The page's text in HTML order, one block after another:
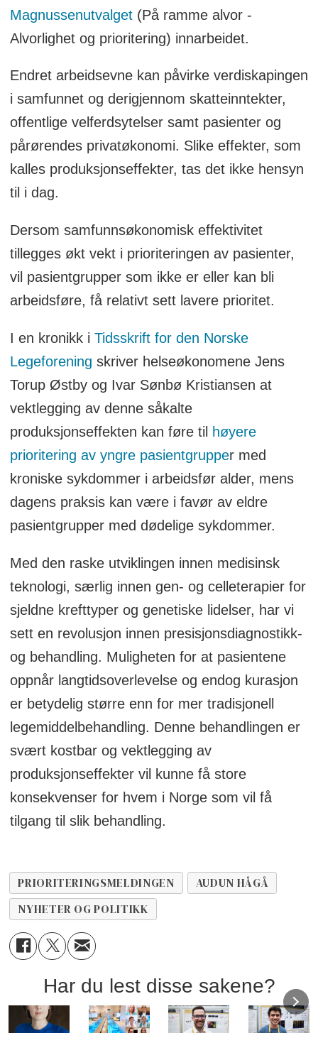
Magnussenutvalget(På ramme alvor -
Alvorlighet og prioritering) innarbeidet.
Endret arbeidsevne kan påvirke verdiskapingen
i samfunnet og derigjennom skatteinntekter,
offentlige velferdsytelser samt pasienter og
pårørendes privatøkonomi. Slike effekter, som
kalles produksjonseffekter, tas det ikke hensyn
til i dag.
Dersom samfunnsøkonomisk effektivitet
tillegges økt vekt i prioriteringen av pasienter,
vil pasientgrupper som ikke er eller kan bli
arbeidsføre, få relativt sett lavere prioritet.
I en kronikk i Tidsskrift for den Norske
Legeforening skriver helseøkonomene Jens
Torup Østby og Ivar Sønbø Kristiansen at
vektlegging av denne såkalte
produksjonseffekten kan føre til
høyere
prioritering av yngre pasientgrupper med
kroniske sykdommer i arbeidsfør alder, mens
dagens praksis kan være i favør av eldre
pasientgrupper med dødelige sykdommer.
Med den raske utviklingen innen medisinsk
teknologi, særlig innen gen- og celleterapier for
sjeldne krefttyper og genetiske lidelser, har vi
sett en revolusjon innen presisjonsdiagnostikk-
og behandling. Muligheten for at pasientene
oppnår langtidsoverlevelse og endog kurasjon
er betydelig større enn for mer tradisjonell
legemiddelbehandling. Denne behandlingen er
svært kostbar og vektlegging av
produksjonseffekter vil kunne få store
konsekvenser for hvem i Norge som vil få
tilgang til slik behandling.
PRIORITERINGSMELDINGEN
AUDUN HÅGÅ
NYHETER OG POLITIKK
Har du lest disse sakene?